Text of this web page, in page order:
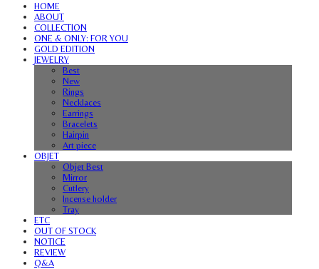
HOME
ABOUT
COLLECTION
ONE & ONLY: FOR YOU
GOLD EDITION
JEWELRY
Best
New
Rings
Necklaces
Earrings
Bracelets
Hairpin
Art piece
OBJET
Objet Best
Mirror
Cutlery
Incense holder
Tray
ETC
OUT OF STOCK
NOTICE
REVIEW
Q&A